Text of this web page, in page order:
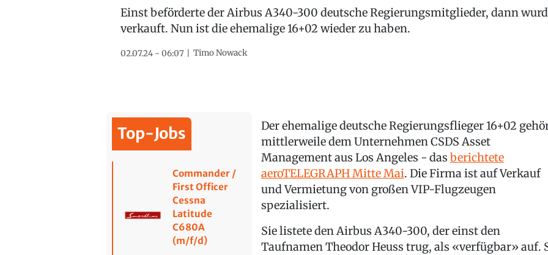
Einst beförderte der Airbus A340-300 deutsche Regierungsmitglieder, dann
verkauft. Nun ist die ehemalige 16+02 wieder zu haben.
02.07.24 - 06:07 Timo Nowack
Top-Jobs
Commander /
First Officer
Cessna
Latitude
C680A
(m/f/d)
Der ehemalige deutsche Regierungsflieger 16+02
mittlerweile dem Unternehmen CSDS Asset
Management aus Los Angeles - das berichtete
aeroTELEGRAPH Mitte Mai. Die Firma ist auf Verkauf
und Vermietung von großen VIP-Flugzeugen
spezialisiert.
Sie listete den Airbus A340-300, der einst den
Taufnamen Theodor Heuss trug, als «verfügbar» auf.